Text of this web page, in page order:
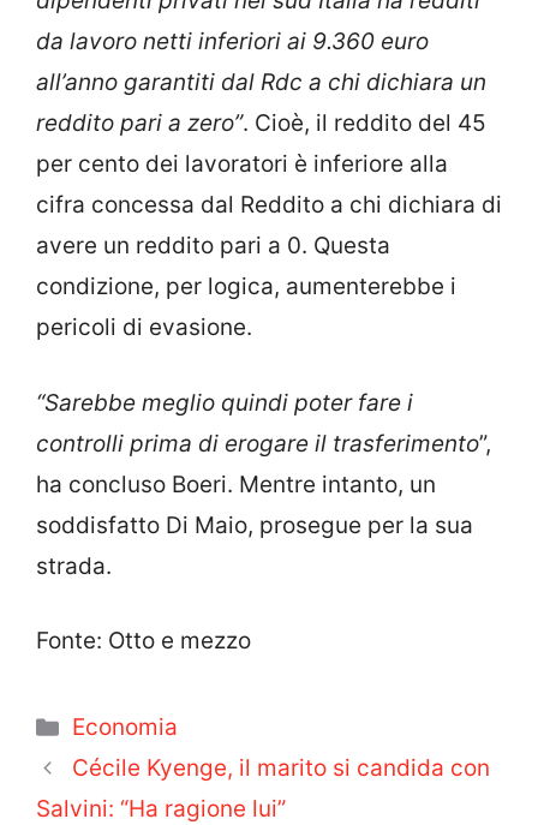
da lavoro netti inferiori ai 9.360 euro
all’anno garantiti dal Rdc a chi dichiara un
reddito pari a zero”. Cioè, il reddito del 45
per cento dei lavoratori è inferiore alla
cifra concessa dal Reddito a chi dichiara di
avere un reddito pari a 0. Questa
condizione, per logica, aumenterebbe i
pericoli di evasione.
“Sarebbe meglio quindi poter fare i
controlli prima di erogare il trasferimento”,
ha concluso Boeri. Mentre intanto, un
soddisfatto Di Maio, prosegue per la sua
strada.
Fonte: Otto e mezzo
Categorie
Economia
Cécile Kyenge, il marito si candida con
Salvini: “Ha ragione lui”